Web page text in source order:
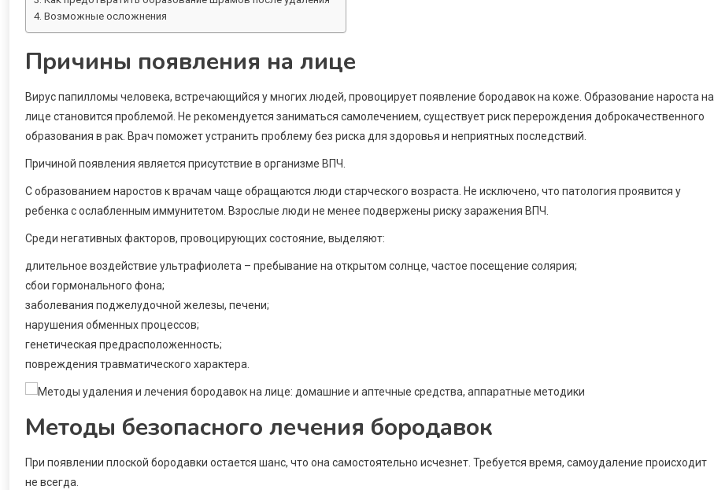
Возможные осложнения
Причины появления на лице
Вирус папилломы человека, встречающийся у многих людей, провоцирует появление бородавок на коже. Образование нароста на
лице становится проблемой. Не рекомендуется заниматься самолечением, существует риск перерождения доброкачественного
образования в рак. Врач поможет устранить проблему без риска для здоровья и неприятных последствий.
Причиной появления является присутствие в организме ВПЧ.
С образованием наростов к врачам чаще обращаются люди старческого возраста. Не исключено, что патология проявится у
ребенка с ослабленным иммунитетом. Взрослые люди не менее подвержены риску заражения ВПЧ.
Среди негативных факторов, провоцирующих состояние, выделяют:
длительное воздействие ультрафиолета – пребывание на открытом солнце, частое посещение солярия;
сбои гормонального фона;
заболевания поджелудочной железы, печени;
нарушения обменных процессов;
генетическая предрасположенность;
повреждения травматического характера.
Методы безопасного лечения бородавок
При появлении плоской бородавки остается шанс, что она самостоятельно исчезнет. Требуется время, самоудаление происходит
не всегда.